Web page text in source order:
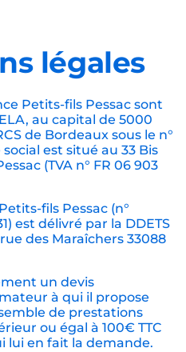
légales
Petits-fils Pessac sont
au capital de 5000
de Bordeaux sous le n°
social est situé au 33 Bis
(TVA n° FR 06 903
fils Pessac (n°
est délivré par la DDETS
des Maraîchers 33088
un devis
à qui il propose
de prestations
ou égal à 100€ TTC
lui en fait la demande.